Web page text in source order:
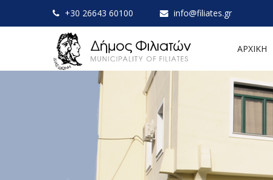
+30 26643 60100 info@filiates.gr
ΑΡΧΙΚΗ